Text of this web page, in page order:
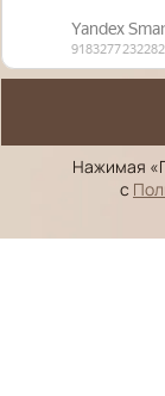
Нажимая
с